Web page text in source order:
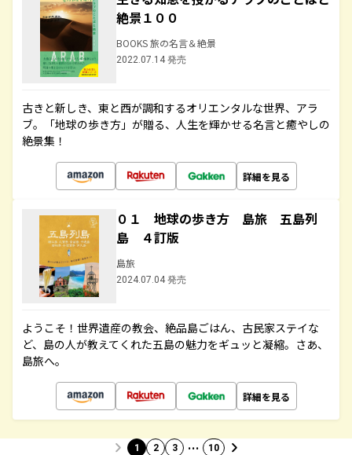
絶景１００
BOOKS 旅の名言＆絶景
2022.07.14 発売
古きと新しき、東と西が調和するオリエンタルな世界、アラ
ブ。「地球の歩き方」が贈る、人生を輝かせる名言と癒やしの
絶景集！
詳細を見る
０１ 地球の歩き方 島旅 五島列
島 ４訂版
島旅
2024.07.04 発売
ようこそ！世界遺産の教会、絶品島ごはん、古民家ステイな
ど、島の人が教えてくれた五島の魅力をギュッと凝縮。さあ、
島旅へ。
詳細を見る
1 2 3 … 10